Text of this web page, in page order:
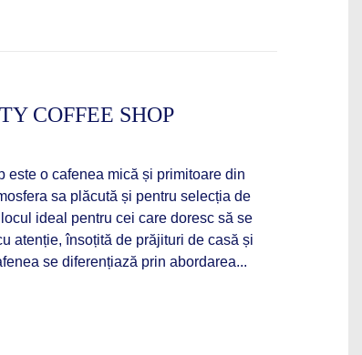
COFFEE SHOP
este o cafenea mică și primitoare din
sa plăcută și pentru selecția de
ideal pentru cei care doresc să se
atenție, însoțită de prăjituri de casă și
se diferențiază prin abordarea...